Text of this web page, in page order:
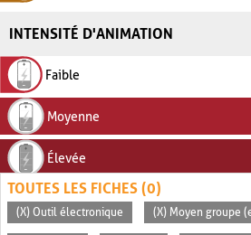
INTENSITÉ D'ANIMATION
Faible
Moyenne
Élevée
TOUTES LES FICHES (0)
(X) Outil électronique (X) Moyen groupe